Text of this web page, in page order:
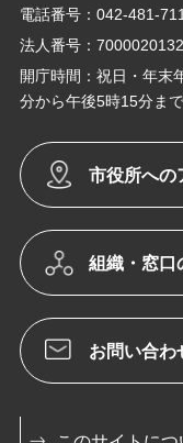
電話番号：042-481-
法人番号：
開庁時間：祝日・年末
分から午後5時15分ま
市役所への
組織・窓口
お問い合わ